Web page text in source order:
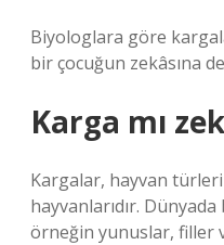
Biyologlara göre
bir çocuğun zekâsına
Karga mı
Kargalar, hayvan türleri
hayvanlarıdır.
örneğin yunuslar, filler